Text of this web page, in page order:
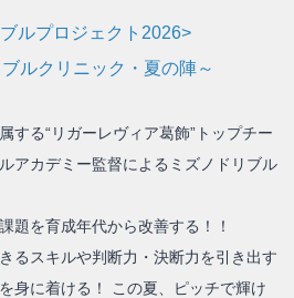
ルプロジェクト2026>
ルクリニック・夏の陣～
する“リガーレヴィア葛飾”トップチー
アカデミー監督によるミズノドリブル
題を育成年代から改善する！！
るスキルや判断力・決断力を引き出す
身に着ける！ この夏、ピッチで輝け